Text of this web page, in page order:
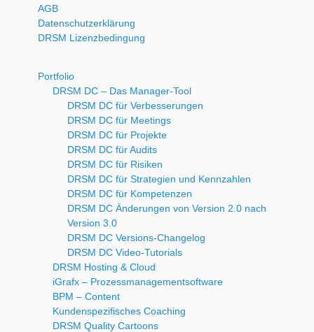
AGB
Datenschutzerklärung
DRSM Lizenzbedingung
Portfolio
DRSM DC – Das Manager-Tool
DRSM DC für Verbesserungen
DRSM DC für Meetings
DRSM DC für Projekte
DRSM DC für Audits
DRSM DC für Risiken
DRSM DC für Strategien und Kennzahlen
DRSM DC für Kompetenzen
DRSM DC Änderungen von Version 2.0 nach
Version 3.0
DRSM DC Versions-Changelog
DRSM DC Video-Tutorials
DRSM Hosting & Cloud
iGrafx – Prozessmanagementsoftware
BPM – Content
Kundenspezifisches Coaching
DRSM Quality Cartoons